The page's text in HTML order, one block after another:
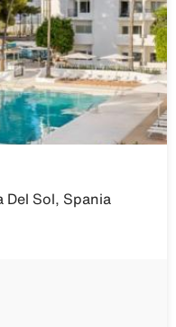
Del Sol, Spania